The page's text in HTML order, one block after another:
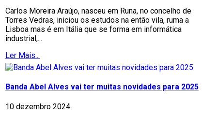
Carlos Moreira Araújo, nasceu em Runa, no concelho de
Torres Vedras, iniciou os estudos na então vila, ruma a
Lisboa mas é em Itália que se forma em informática
industrial,...
Ler Mais...
Banda Abel Alves vai ter muitas novidades para 2025
10 dezembro 2024